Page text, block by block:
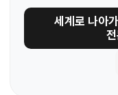
세계로 나아